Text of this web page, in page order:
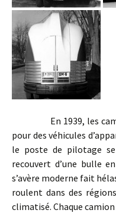
En 1939, les
pour des véhicules
le poste de pilotage
recouvert d’une bulle
s’avère moderne fait
roulent dans des
climatisé. Chaque